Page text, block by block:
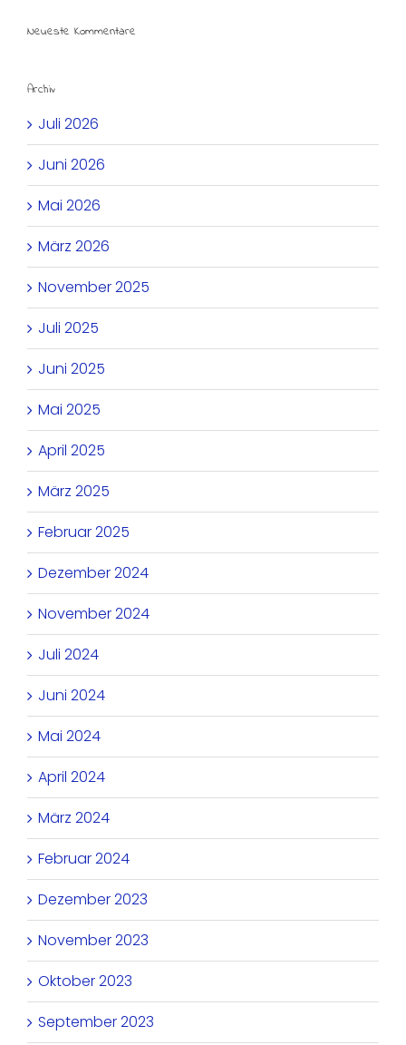
Neueste Kommentare
Archiv
Juli 2026
Juni 2026
Mai 2026
März 2026
November 2025
Juli 2025
Juni 2025
Mai 2025
April 2025
März 2025
Februar 2025
Dezember 2024
November 2024
Juli 2024
Juni 2024
Mai 2024
April 2024
März 2024
Februar 2024
Dezember 2023
November 2023
Oktober 2023
September 2023